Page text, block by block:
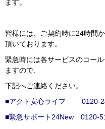
ます。
皆様には、ご契約時に24時間
頂いております。
緊急時には各サービスのコー
ますので、
下記へご連絡ください。
■アクト安心ライフ 0120-
■緊急サポート24New 0120-